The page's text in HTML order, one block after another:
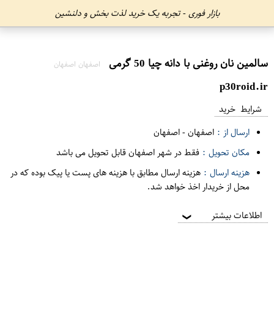
بازار فوری - تجربه یک خرید لذت بخش و دلنشین
سالمین نان روغنی با دانه چیا 50 گرمی اصفهان اصفهان
p30roid.ir
شرایط خرید
ارسال از : اصفهان-اصفهان
مکان تحویل : فقط در شهر اصفهان قابل تحویل می باشد
هزینه ارسال : هزینه ارسال مطابق با هزینه های پست یا پیک بوده که در
محل از خریدار اخذ خواهد شد.
اطلاعات بیشتر ❯